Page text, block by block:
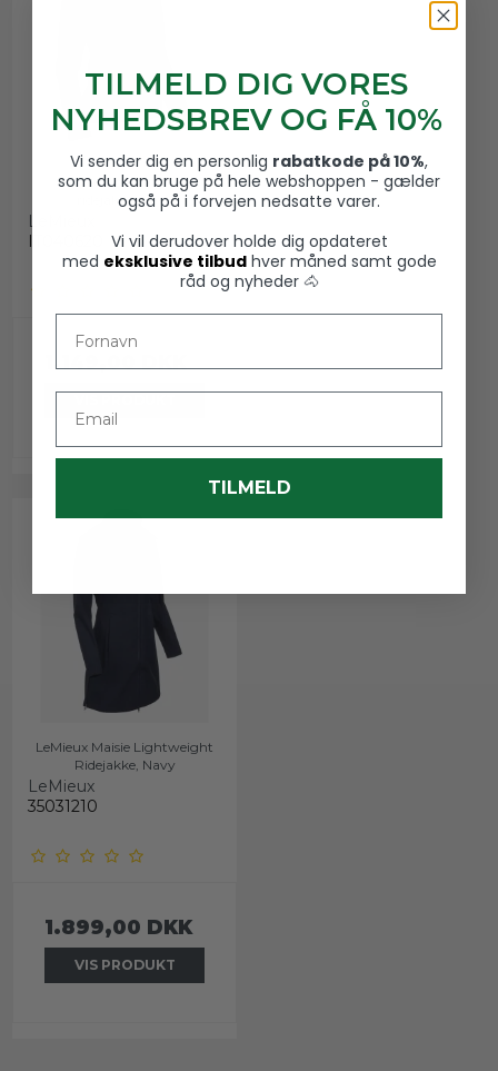
LeMieux Isla vandtæt
ridejakke, Navy
LeMieux
IT040620
LeMieux Maisie Lightweight
Ridejakke, Navy
LeMieux
35031210
1.899,00 DKK
VIS PRODUKT
TILMELD DIG VORES
NYHEDSBREV OG FÅ 10%
Vi sender dig en personlig rabatkode på 10%,
som du kan bruge på hele webshoppen - gælder
også på i forvejen nedsatte varer.
Vi vil derudover holde dig opdateret
med eksklusive tilbudhver måned samt gode
råd og nyheder 🐴
TILMELD